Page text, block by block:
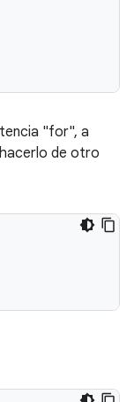
"for", a
de otro